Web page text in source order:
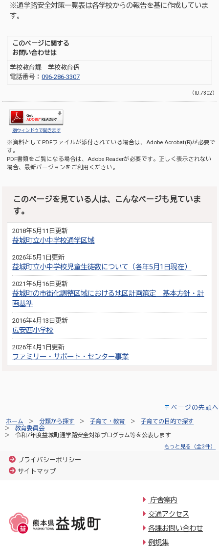
※通学路安全対策一覧表は各学校からの報告を基に作成していま
す。
このページに関する
お問い合わせは
学校教育課 学校教育係
電話番号：096-286-3307
（ID:7302）
別ウィンドウで開きます
※資料としてPDFファイルが添付されている場合は、 Adobe Acrobat(R)が必要で
す。
PDF書類をご覧になる場合は、 Adobe Readerが必要です。正しく表示されない
場合、最新バージョンをご利用ください。
このページを見ている人は、こんなページも見ていま
す。
2018年5月11日更新
益城町立小中学校通学区域
2026年5月1日更新
益城町立小中学校児童生徒数について（各年5月1日現在）
2021年6月16日更新
益城町の市街化調整区域における地区計画策定 基本方針・計
画基準
2016年4月13日更新
広安西小学校
2026年4月1日更新
ファミリー・サポート・センター事業
ページの先頭へ
ホーム 分類から探す 子育て・教育
子育ての目的で探す
教育委員会
令和7年度益城町通学路安全対策プログラム等を公表します
もっと見る（全3件）
プライバシーポリシー
サイトマップ
庁舎案内
交通アクセス
各課お問い合わせ
例規集